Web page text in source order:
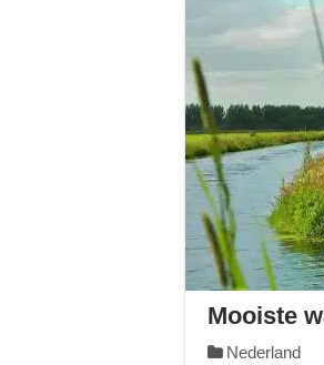
Mooiste
Nederland